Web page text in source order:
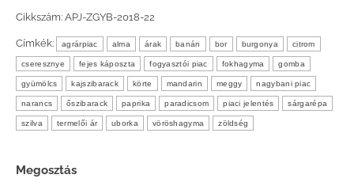
Cikkszám: APJ-ZGYB-2018-22
Címkék: agrárpiac alma árak banán bor burgonya citrom
cseresznye fejes káposzta fogyasztói piac fokhagyma gomba
gyümölcs kajszibarack körte mandarin meggy nagybani piac
narancs őszibarack paprika paradicsom piaci jelentés sárgarépa
szilva termelői ár uborka vöröshagyma zöldség
Megosztás